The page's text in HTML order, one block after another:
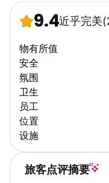
9.4近乎完美
物有所值
安全
氛围
卫生
员工
位置
设施
旅客点评摘要